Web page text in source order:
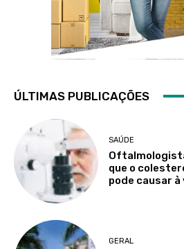
ÚLTIMAS PUBLICAÇÕES
SAÚDE
que o
pode causar à
GERAL